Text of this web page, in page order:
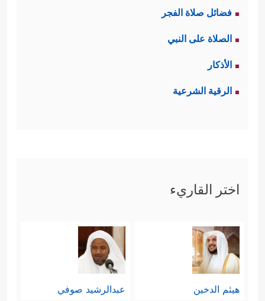
فضائل صلاة الفجر
الصلاة على النبي
الأذكار
الرقية الشرعية
اختر القاريء
هيثم الدخين عبدالرشيد صوفي